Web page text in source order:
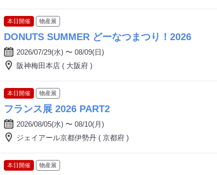
本日開催 物産展
DONUTS SUMMER どーなつまつり！2026
2026/07/29(水) 〜 08/09(日)
阪神梅田本店 ( 大阪府 )
本日開催 物産展
フランス展 2026 PART2
2026/08/05(水) 〜 08/10(月)
ジェイアール京都伊勢丹 ( 京都府 )
本日開催 物産展